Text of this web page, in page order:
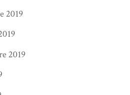
2019
2019